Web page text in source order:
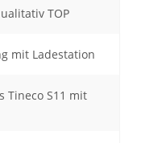
TOP
mit Ladestation
Tineco S11 mit